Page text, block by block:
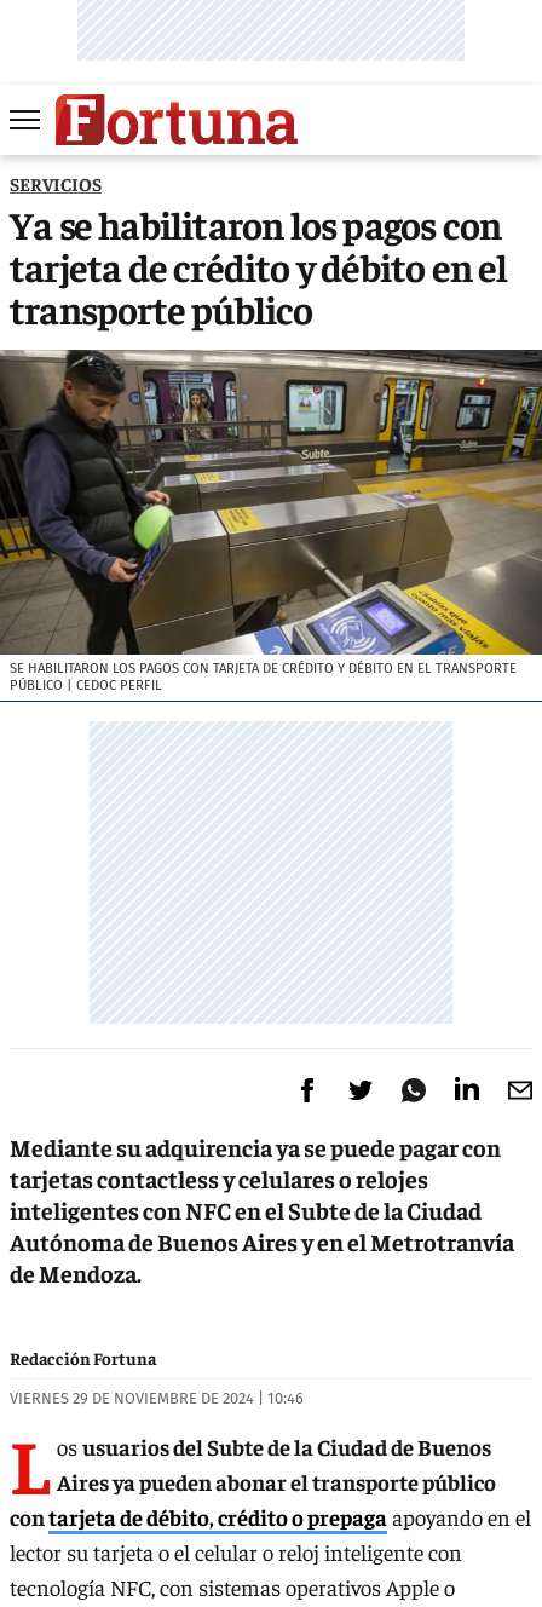
SERVICIOS
Ya se habilitaron los pagos con
tarjeta de crédito y débito en el
transporte público
SE HABILITARON LOS PAGOS CON TARJETA DE CRÉDITO Y DÉBITO EN EL TRANSPORTE
PÚBLICO | CEDOC PERFIL
Mediante su adquirencia ya se puede pagar con
tarjetas contactless y celulares o relojes
inteligentes con NFC en el Subte de la Ciudad
Autónoma de Buenos Aires y en el Metrotranvía
de Mendoza.
Redacción Fortuna
VIERNES 29 DE NOVIEMBRE DE 2024 | 10:46
L osusuarios del Subte de la Ciudad de Buenos
Aires ya pueden abonar el transporte público
contarjeta de débito, crédito o prepagaapoyando en el
lector su tarjeta o el celular o reloj inteligente con
tecnología NFC, con sistemas operativos Apple o